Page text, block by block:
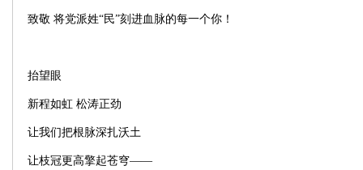
致敬 将党派姓“民”刻进血脉的每一个你！
抬望眼
新程如虹 松涛正劲
让我们把根脉深扎沃土
让枝冠更高擎起苍穹——